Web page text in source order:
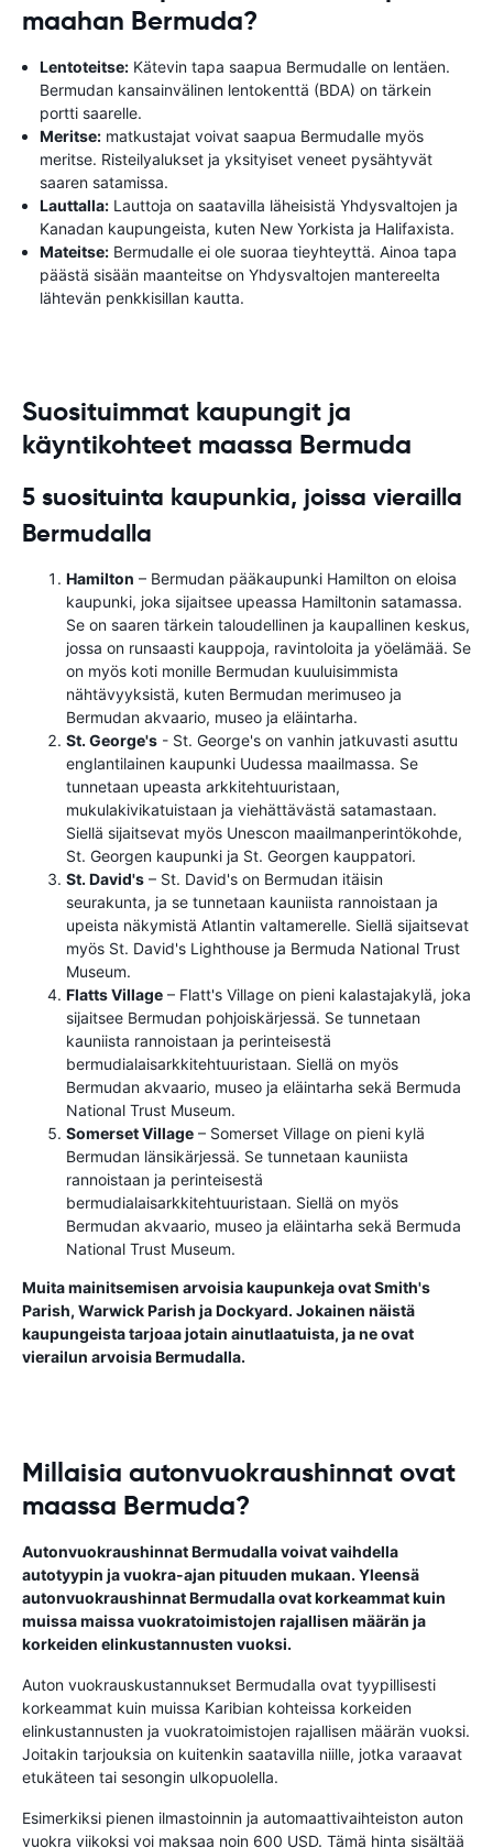
maahan Bermuda?
Lentoteitse: Kätevin tapa saapua Bermudalle on lentäen.
Bermudan kansainvälinen lentokenttä (BDA) on tärkein
portti saarelle.
Meritse: matkustajat voivat saapua Bermudalle myös
meritse. Risteilyalukset ja yksityiset veneet pysähtyvät
saaren satamissa.
Lauttalla: Lauttoja on saatavilla läheisistä Yhdysvaltojen ja
Kanadan kaupungeista, kuten New Yorkista ja Halifaxista.
Mateitse: Bermudalle ei ole suoraa tieyhteyttä. Ainoa tapa
päästä sisään maanteitse on Yhdysvaltojen mantereelta
lähtevän penkkisillan kautta.
Suosituimmat kaupungit ja
käyntikohteet maassa Bermuda
5 suosituinta kaupunkia, joissa vierailla
Bermudalla
Hamilton – Bermudan pääkaupunki Hamilton on eloisa
kaupunki, joka sijaitsee upeassa Hamiltonin satamassa.
Se on saaren tärkein taloudellinen ja kaupallinen keskus,
jossa on runsaasti kauppoja, ravintoloita ja yöelämää. Se
on myös koti monille Bermudan kuuluisimmista
nähtävyyksistä, kuten Bermudan merimuseo ja
Bermudan akvaario, museo ja eläintarha.
St. George's - St. George's on vanhin jatkuvasti asuttu
englantilainen kaupunki Uudessa maailmassa. Se
tunnetaan upeasta arkkitehtuuristaan,
mukulakivikatuistaan ​​ja viehättävästä satamastaan.
Siellä sijaitsevat myös Unescon maailmanperintökohde,
St. Georgen kaupunki ja St. Georgen kauppatori.
St. David's – St. David's on Bermudan itäisin
seurakunta, ja se tunnetaan kauniista rannoistaan ​​ja
upeista näkymistä Atlantin valtamerelle. Siellä sijaitsevat
myös St. David's Lighthouse ja Bermuda National Trust
Museum.
Flatts Village – Flatt's Village on pieni kalastajakylä, joka
sijaitsee Bermudan pohjoiskärjessä. Se tunnetaan
kauniista rannoistaan ​​ja perinteisestä
bermudialaisarkkitehtuuristaan. Siellä on myös
Bermudan akvaario, museo ja eläintarha sekä Bermuda
National Trust Museum.
Somerset Village – Somerset Village on pieni kylä
Bermudan länsikärjessä. Se tunnetaan kauniista
rannoistaan ​​ja perinteisestä
bermudialaisarkkitehtuuristaan. Siellä on myös
Bermudan akvaario, museo ja eläintarha sekä Bermuda
National Trust Museum.
Muita mainitsemisen arvoisia kaupunkeja ovat Smith's
Parish, Warwick Parish ja Dockyard. Jokainen näistä
kaupungeista tarjoaa jotain ainutlaatuista, ja ne ovat
vierailun arvoisia Bermudalla.
Millaisia autonvuokraushinnat ovat
maassa Bermuda?
Autonvuokraushinnat Bermudalla voivat vaihdella
autotyypin ja vuokra-ajan pituuden mukaan. Yleensä
autonvuokraushinnat Bermudalla ovat korkeammat kuin
muissa maissa vuokratoimistojen rajallisen määrän ja
korkeiden elinkustannusten vuoksi.
Auton vuokrauskustannukset Bermudalla ovat tyypillisesti
korkeammat kuin muissa Karibian kohteissa korkeiden
elinkustannusten ja vuokratoimistojen rajallisen määrän vuoksi.
Joitakin tarjouksia on kuitenkin saatavilla niille, jotka varaavat
etukäteen tai sesongin ulkopuolella.
Esimerkiksi pienen ilmastoinnin ja automaattivaihteiston auton
vuokra viikoksi voi maksaa noin 600 USD. Tämä hinta sisältää